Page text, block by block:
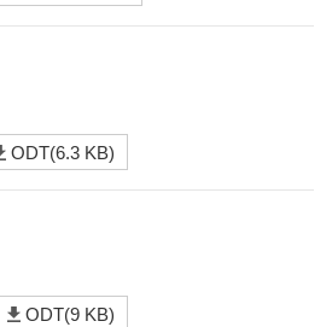
ODT(6.3 KB)
ODT(9 KB)